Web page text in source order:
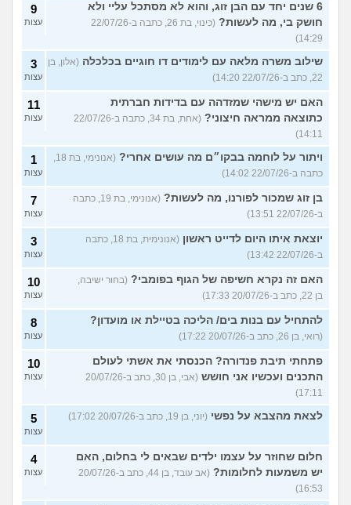
6 שנים יחד עם הבן זוג, והוא לא מסתכל עליי ולא
חושק בי, מה לעשות?
(כינוי, בת 26, כתבה ב-22/07/26
14:29)
9
עצות
שילוב משרה מלאה עם לימודים דו חוגיים בכלכלה (אלון, בן
22, כתב ב-22/07/26 14:20)
3
עצות
האם יש מישהי שמזדהה עם בדידות חברתית
כתוצאה ממראה חיצוני?
(אחת, בת 34, כתבה ב-22/07/26
14:11)
11
עצות
ויתור על לוחמה בבקו״ם מה עושים אחרי?
(אנונימי, בת 18,
כתבה ב-22/07/26 14:02)
1
עצות
בן זוג שמכור לפורנו, מה לעשות?
(אנונימי, בת 19, כתבה
ב-22/07/26 13:51)
7
עצות
יוצאת איתו היום לדייט ראשון
(אנונימית, בת 18, כתבה
ב-22/07/26 13:42)
3
עצות
האם זה נקרא חשיפה של הגוף בפומבי? (בחור ישיבה,
בן 22, כתב ב-20/07/26 17:33)
10
עצות
להתחיל עם בנות בים/ הליכה בטיילת או מועדון?
(רואי, בן 26, כתב ב-20/07/26 17:22)
8
עצות
פתחתי תיבת פנדורה? הכנסתי את אשתי לעולם
התכנים ועכשיו אני חושש
(אבי, בן 30, כתב ב-20/07/26
17:11)
10
עצות
לצאת מהצבא על נפשי (יוני, בן 19, כתב ב-20/07/26 17:02) 5
עצות
חלום שחוזר על עצמו ילדים שבאים לי בחלום, האם
יש משמעות לחלומות?
(אב עובד, בן 44, כתב ב-20/07/26
16:53)
4
עצות